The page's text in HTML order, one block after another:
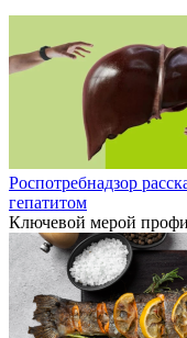
Роспотребнадзор
гепатитом
Ключевой мерой